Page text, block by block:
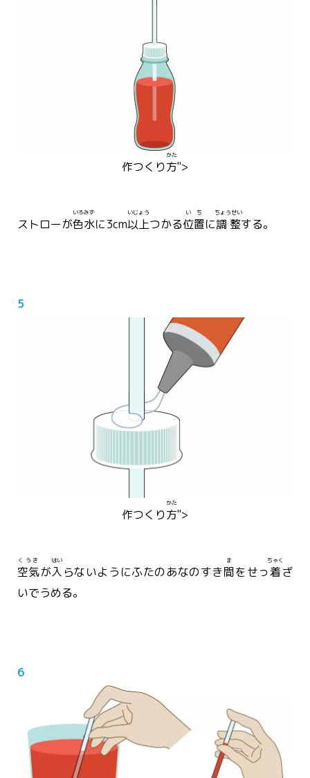
作つく り方
かた
">
ストローが色水
いろみず
に3cm以上
いじょう
つかる位置
いち
に調整
ちょうせい
する。
5
作つく り方
かた
">
空気
くうき
が入
はい
らないようにふたのあなのすき間
ま
をせっ着
ちゃく
ざ
いでうめる。
6